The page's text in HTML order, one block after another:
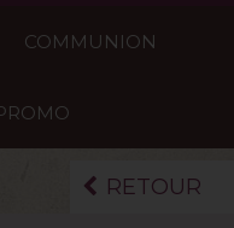
COMMUNION
RETOUR